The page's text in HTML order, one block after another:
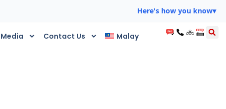
Here's how you know▾
Media Contact Us Malay